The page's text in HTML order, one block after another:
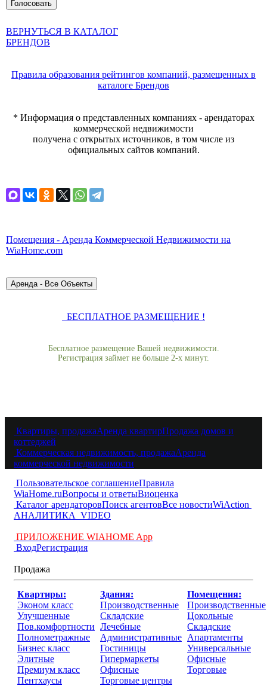
ВЕРНУТЬСЯ В КАТАЛОГ
БРЕНДОВ
Правила образования рейтингов компаний, размещенных в
каталоге Брендов
* Информация о представленных компаниях - арендаторах
коммерческой недвижимости
получена с открытых источников, в том числе из
официальных сайтов компаний.
Помещения - Аренда Коммерческой Недвижимости на
WiaHome.com
БЕСПЛАТНОЕ РАЗМЕЩЕНИЕ !
Бесплатное размещение Вашей недвижимости.
Регистрация займет не больше 2-х минут.
Квартиры, продажаАренда квартирПродажа домов и
коттеджей
Коммерческая недвижимость, продажаАренда
коммерческой недвижимости
Пользовательское соглашениеПравила
WiaHome.ruВопросы и ответыВиоценка
Каталог арендаторовПоиск агентовВсе новостиWiAction
АНАЛИТИКА VIDEO
ПРИЛОЖЕНИЕ WIAHOME App
ВходРегистрация
Продажа
Квартиры:
Эконом класс
Улучшенные
Пов.комфортности
Полнометражные
Бизнес класс
Элитные
Премиум класс
Пентхаусы
Здания:
Производственные
Складские
Лечебные
Административные
Гостиницы
Гипермаркеты
Офисные
Торговые центры
Помещения:
Производственные
Цокольные
Складские
Апартаменты
Универсальные
Офисные
Торговые